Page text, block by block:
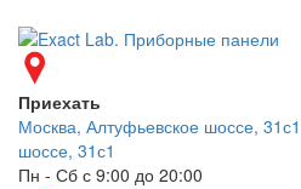
Приехать
Москва, Алтуфьевское шоссе, 31с1
шоссе, 31с1
Пн - Сб с 9:00 до 20:00